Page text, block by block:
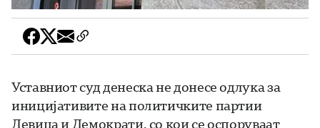
Уставниот суд денеска не донесе одлука за
иницијативите на политичките партии
Левица и Демократи, со кои се оспоруваат